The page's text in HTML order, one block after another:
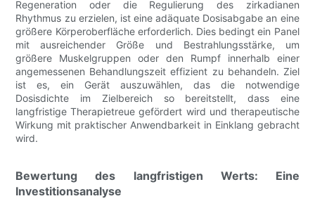
Regeneration oder die Regulierung des zirkadianen
Rhythmus zu erzielen, ist eine adäquate Dosisabgabe an eine
größere Körperoberfläche erforderlich. Dies bedingt ein Panel
mit ausreichender Größe und Bestrahlungsstärke, um
größere Muskelgruppen oder den Rumpf innerhalb einer
angemessenen Behandlungszeit effizient zu behandeln. Ziel
ist es, ein Gerät auszuwählen, das die notwendige
Dosisdichte im Zielbereich so bereitstellt, dass eine
langfristige Therapietreue gefördert wird und therapeutische
Wirkung mit praktischer Anwendbarkeit in Einklang gebracht
wird.
Bewertung des langfristigen Werts: Eine
Investitionsanalyse